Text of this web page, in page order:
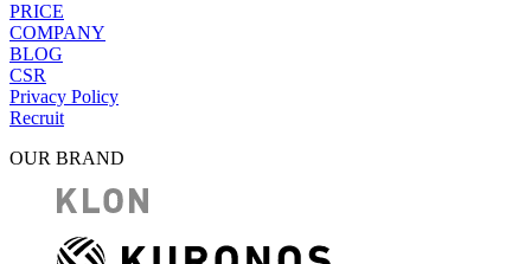
PRICE
COMPANY
BLOG
CSR
Privacy Policy
Recruit
OUR BRAND